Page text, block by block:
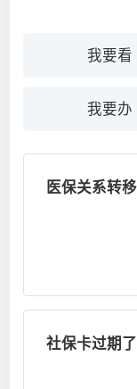
我要看
我要办
医保关系转
社保卡过期